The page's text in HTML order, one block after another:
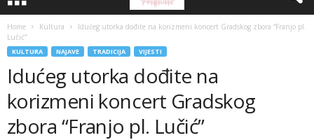
Home Kultura
Idućeg utorka dođite na korizmeni koncert Gradskog zbora “Franjo pl.
Lučić”
KULTURA NAJAVE TRADICIJA VIJESTI
Idućeg utorka dođite na
korizmeni koncert Gradskog
zbora “Franjo pl. Lučić”